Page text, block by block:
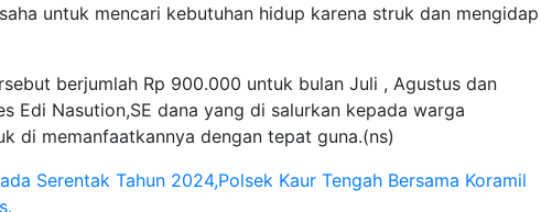
untuk mencari kebutuhan hidup karena struk dan mengidap
berjumlah Rp 900.000 untuk bulan Juli , Agustus dan
Edi Nasution,SE dana yang di salurkan kepada warga
di memanfaatkannya dengan tepat guna.(ns)
Serentak Tahun 2024,Polsek Kaur Tengah Bersama Koramil